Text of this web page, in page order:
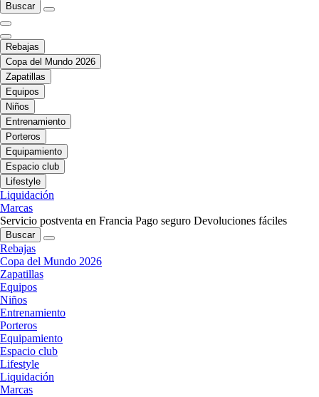
Buscar
Rebajas
Copa del Mundo 2026
Zapatillas
Equipos
Niños
Entrenamiento
Porteros
Equipamiento
Espacio club
Lifestyle
Liquidación
Marcas
Servicio postventa en Francia Pago seguro Devoluciones fáciles
Buscar
Rebajas
Copa del Mundo 2026
Zapatillas
Equipos
Niños
Entrenamiento
Porteros
Equipamiento
Espacio club
Lifestyle
Liquidación
Marcas